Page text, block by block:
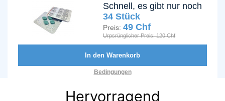
Schnell, es gibt nur noch
34 Stück
Preis:49 Chf
Urpsrünglicher Preis: 120 Chf
In den Warenkorb
Bedingungen